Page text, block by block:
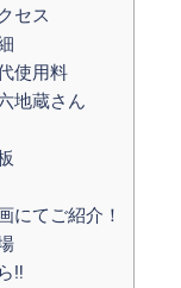
セス
使用料
地蔵さん
にてご紹介！
‼